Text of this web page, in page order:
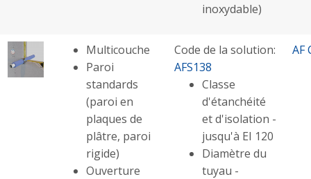
inoxydable)
Multicouche
Paroi
standards
(paroi en
plaques de
plâtre, paroi
rigide)
Ouverture
Code de la solution:
AFS138
Classe
d'étanchéité
et d'isolation -
jusqu'à EI 120
Diamètre du
tuyau -
AF